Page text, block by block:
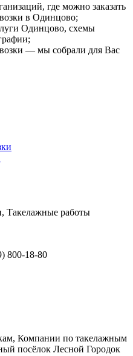
где можно заказать
в Одинцово;
Одинцово, схемы
— мы собрали для Вас
Такелажные работы
800-18-80
Компании по такелажным
посёлок Лесной Городок